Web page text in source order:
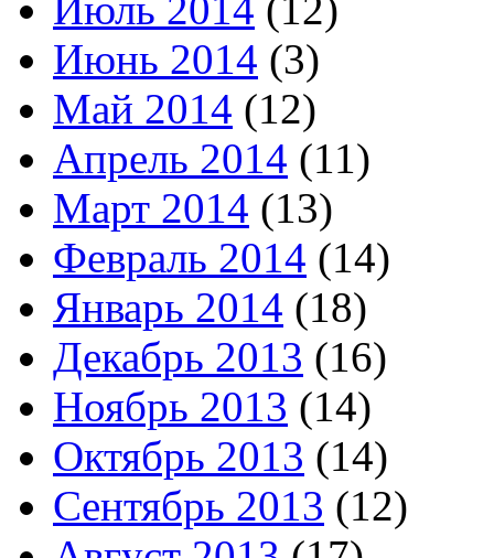
Июнь 2014 (3)
Май 2014 (12)
Апрель 2014 (11)
Март 2014 (13)
Февраль 2014 (14)
Январь 2014 (18)
Декабрь 2013 (16)
Ноябрь 2013 (14)
Октябрь 2013 (14)
Сентябрь 2013 (12)